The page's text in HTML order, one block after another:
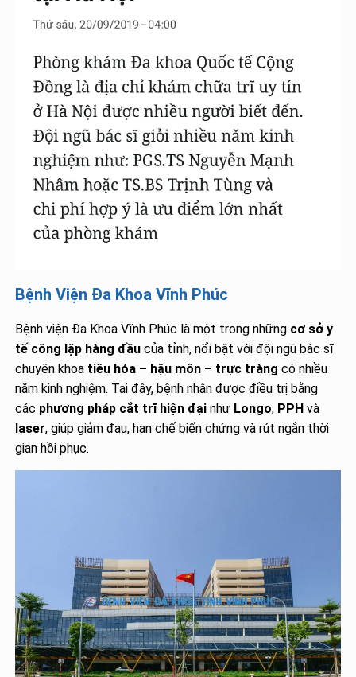
Bệnh Viện Đa Khoa Vĩnh Phúc
Bệnh viện Đa Khoa Vĩnh Phúc là một trong những cơ sở y
tế công lập hàng đầu của tỉnh, nổi bật với đội ngũ bác sĩ
chuyên khoa tiêu hóa – hậu môn – trực tràng có nhiều
năm kinh nghiệm. Tại đây, bệnh nhân được điều trị bằng
các phương pháp cắt trĩ hiện đại như Longo, PPH và
laser, giúp giảm đau, hạn chế biến chứng và rút ngắn thời
gian hồi phục.